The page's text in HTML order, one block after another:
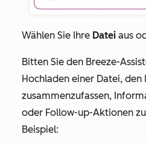
Wählen Sie Ihre Datei aus
Bitten Sie den Breeze-
Hochladen einer Datei, den
zusammenzufassen,
oder Follow-up-Aktionen
Beispiel: